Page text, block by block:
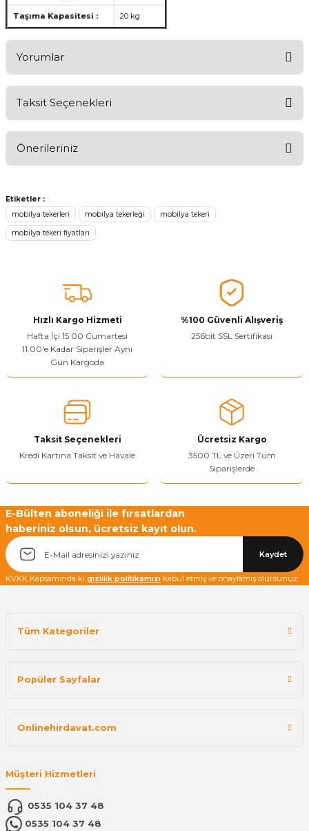
Taşıma Kapasitesi : 20 kg
Yorumlar
Ürünü Değerlendir
Taksit Seçenekleri
Önerileriniz
konularda yetersiz gördüğünüz noktaları öneri formunu kullanarak
tarafımıza iletebilirsiniz.
Görüş ve önerileriniz için teşekkür ederiz.
Sitenize Pek Güvenemedim
Ürün fiyatı diğer sitelerden daha pahalı.
Bu ürüne benzer farklı alternatifler olmalı.
Etiketler :
mobilya tekerleri
mobilya tekerleği mobilya tekeri
mobilya tekeri fiyatları
Hızlı Kargo Hizmeti
Hafta İçi 15:00 Cumartesi
11.00'e Kadar Siparişler Aynı
Gün Kargoda
%100 Güvenli Alışveriş
256bit SSL Sertifikası
Taksit Seçenekleri
Kredi Kartına Taksit ve Havale
Ücretsiz Kargo
3500 TL ve Üzeri Tüm
Siparişlerde
E-Bülten aboneliği ile fırsatlardan
haberiniz olsun, ücretsiz kayıt olun.
Kaydet
KVKK Kapsamında ki gizlilik politikamızı kabul etmiş ve onaylamış olursunuz.
Tüm Kategoriler
Popüler Sayfalar
Onlinehirdavat.com
Müşteri Hizmetleri
0535 104 37 48
0535 104 37 48